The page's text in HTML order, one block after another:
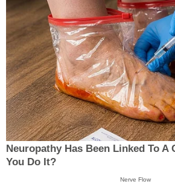
Neuropathy Has Been Linked To A
You Do It?
Nerve Flow